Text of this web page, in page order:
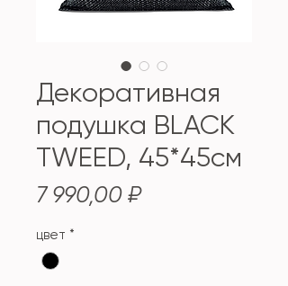
Декоративная
подушка BLACK
TWEED, 45*45см
7 990,00 ₽Цена
цвет *